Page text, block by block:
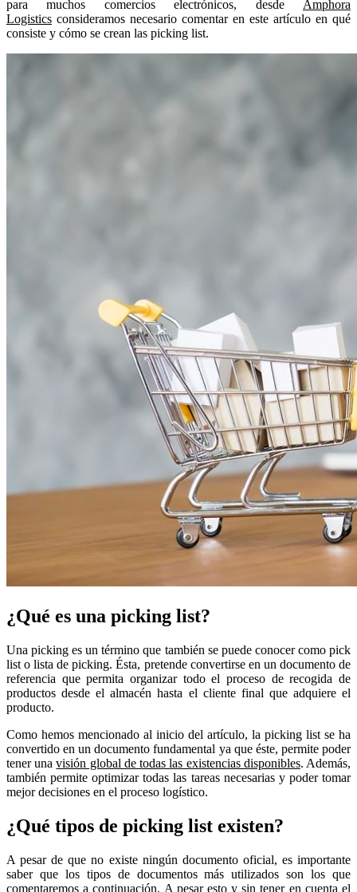
para muchos comercios electrónicos, desde Amphora
Logistics consideramos necesario comentar en este artículo en qué
consiste y cómo se crean las picking list.
¿Qué es una picking list?
Una picking es un término que también se puede conocer como pick
list o lista de picking. Ésta, pretende convertirse en un documento de
referencia que permita organizar todo el proceso de recogida de
productos desde el almacén hasta el cliente final que adquiere el
producto.
Como hemos mencionado al inicio del artículo, la picking list se ha
convertido en un documento fundamental ya que éste, permite poder
tener unavisión global de todas las existencias disponibles. Además,
también permite optimizar todas las tareas necesarias y poder tomar
mejor decisiones en el proceso logístico.
¿Qué tipos de picking list existen?
A pesar de que no existe ningún documento oficial, es importante
saber que los tipos de documentos más utilizados son los que
comentaremos a continuación. A pesar esto y sin tener en cuenta el